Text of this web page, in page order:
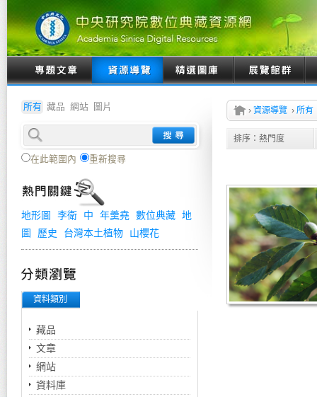
所有 藏品 網站 圖片
在此範圍內 重新搜尋
地形圖 李衛 中 年羹堯 數位典藏 地
圖
歷史 台灣本土植物 山櫻花
資料類別
藏品
文章
網站
資料庫
› 資源導覽 › 所有
排序： 熱門度